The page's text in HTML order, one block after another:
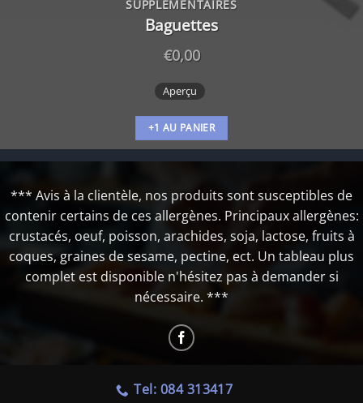
SUPPLÉMENTAIRES
Baguettes
€0,00
Aperçu
+1 AU PANIER
*** Avis à la clientèle, nos produits sont susceptibles de
contenir certains de ces allergènes. Principaux allergènes:
crustacés, oeuf, poisson, arachides, soja, lactose, fruits à
coques, graines de sesame, pectine, ect. Un tableau plus
complet est disponible n'hésitez pas à demander si
nécessaire. ***
Tel: 084 313417